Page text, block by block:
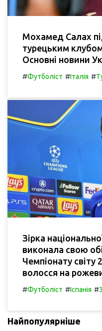
Мохамед Салах
турецьким
Основні новини
#Футболіст #Італія #
Зірка
виконала свою
Чемпіонату світу
волосся на
#Футболіст #Іспанія #
Найпопулярніше